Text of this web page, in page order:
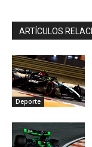
ARTÍCULOS
Deporte